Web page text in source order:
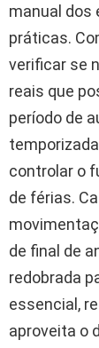
manual dos
práticas.
verificar se
reais que
período de
controlar o
de férias.
de final de
redobrada
essencial,
aproveita o